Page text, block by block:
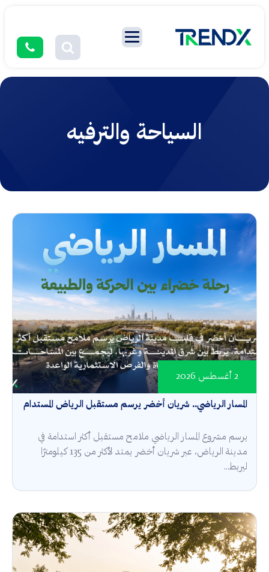
السياحة والترفيه
المسار الرياضي.. شريان أخضر يرسم مستقبل الرياض المستدام
2 أغسطس 2026
يرسم مشروع المسار الرياضي ملامح مستقبل أكثر استدامة في
مدينة الرياض، عبر شريان أخضر يمتد لأكثر من 135 كيلومترًا
ليربط...